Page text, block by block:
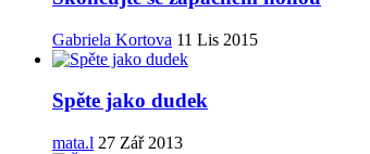
Gabriela Kortova 11 Lis 2015
Spěte jako dudek
mata.l 27 Zář 2013